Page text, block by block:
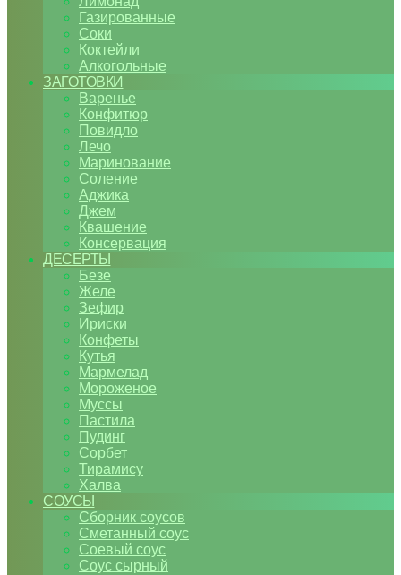
Газированные
Соки
Коктейли
Алкогольные
ЗАГОТОВКИ
Варенье
Конфитюр
Повидло
Лечо
Маринование
Соление
Аджика
Джем
Квашение
Консервация
ДЕСЕРТЫ
Безе
Желе
Зефир
Ириски
Конфеты
Кутья
Мармелад
Мороженое
Муссы
Пастила
Пудинг
Сорбет
Тирамису
Халва
СОУСЫ
Сборник соусов
Сметанный соус
Соевый соус
Соус сырный